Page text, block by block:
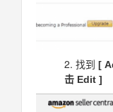
找到 [
击 Edit ]